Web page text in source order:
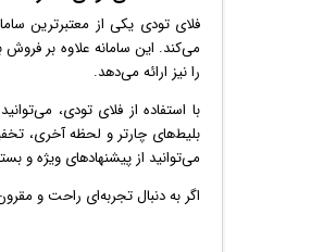
فلای تودی یکی از معتبرترین
را نیز ارائه می‌دهد.
با استفاده از فلای تودی،
می‌توانید از پیشنهادهای ویژه و
اگر به دنبال تجربه‌ای راحت و